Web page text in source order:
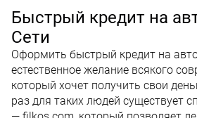
Быстрый кредит на
Сети
Оформить быстрый кредит на
естественное желание всякого
который хочет получить свои
раз для таких людей существует